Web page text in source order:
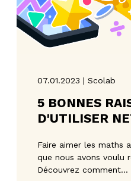
07.01.2023 | Scolab
5 BONNES
D'UTILISER
Faire aimer les maths
que nous avons voulu
Découvrez comment...